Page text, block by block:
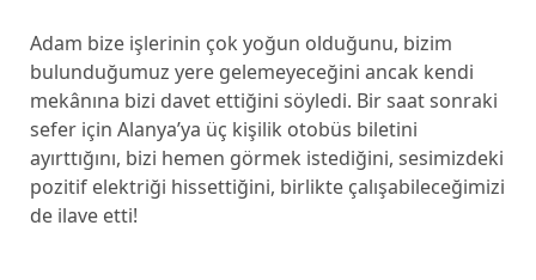
Adam bize işlerinin çok yoğun olduğunu, bizim
bulunduğumuz yere gelemeyeceğini ancak kendi
mekânına bizi davet ettiğini söyledi. Bir saat sonraki
sefer için Alanya’ya üç kişilik otobüs biletini
ayırttığını, bizi hemen görmek istediğini, sesimizdeki
pozitif elektriği hissettiğini, birlikte çalışabileceğimizi
de ilave etti!